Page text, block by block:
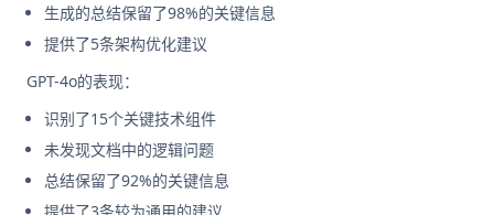
生成的总结保留了98%的关键信息
提供了5条架构优化建议
GPT-4o的表现：
识别了15个关键技术组件
未发现文档中的逻辑问题
总结保留了92%的关键信息
提供了3条较为通用的建议